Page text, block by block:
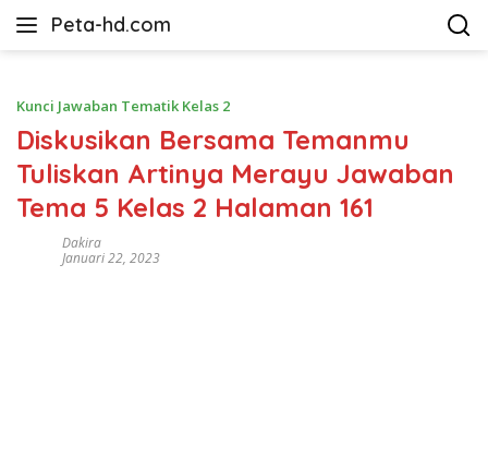
Peta-hd.com
Kumpulan
HD
Kunci Jawaban Tematik Kelas 2
Diskusikan Bersama Temanmu
Tuliskan Artinya Merayu Jawaban
Tema 5 Kelas 2 Halaman 161
Dakira
Januari 22, 2023